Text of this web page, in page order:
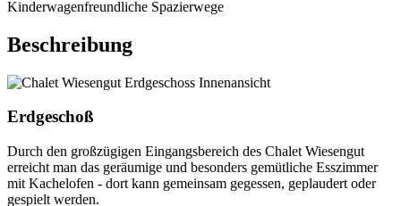
Kinderwagen­freundliche Spazierwege
Beschreibung
Erdgeschoß
Durch den großzügigen Eingangsbereich des Chalet Wiesengut
erreicht man das geräumige und besonders gemütliche Esszimmer
mit Kachelofen - dort kann gemeinsam gegessen, geplaudert oder
gespielt werden.